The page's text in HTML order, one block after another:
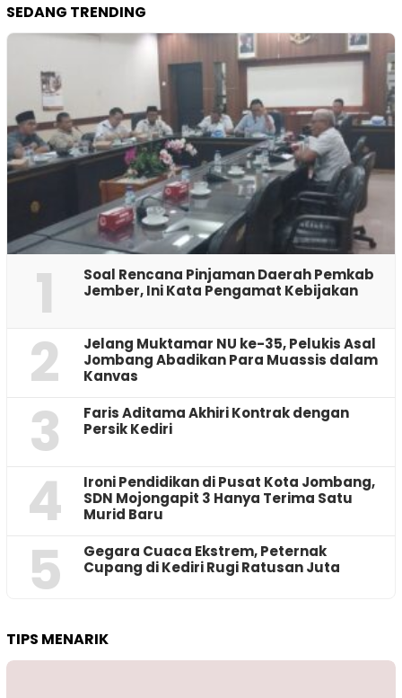
SEDANG TRENDING
1
‎Soal Rencana Pinjaman Daerah Pemkab
Jember, Ini Kata Pengamat Kebijakan ‎
2
Jelang Muktamar NU ke-35, Pelukis Asal
Jombang Abadikan Para Muassis dalam
Kanvas
3
Faris Aditama Akhiri Kontrak dengan
Persik Kediri
4
Ironi Pendidikan di Pusat Kota Jombang,
SDN Mojongapit 3 Hanya Terima Satu
Murid Baru
5
‎Gegara Cuaca Ekstrem, Peternak
Cupang di Kediri Rugi Ratusan Juta
TIPS MENARIK